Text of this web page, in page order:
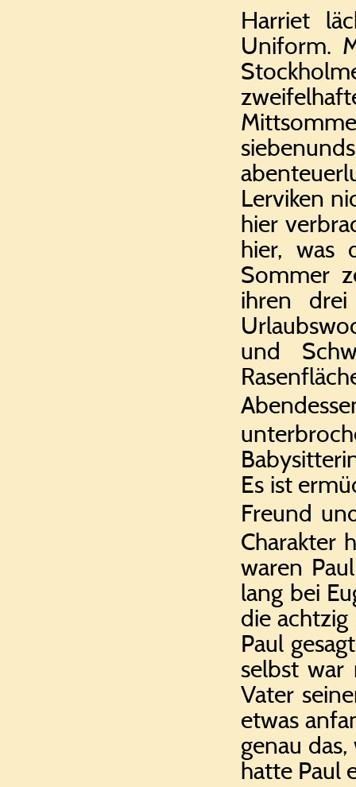
Harriet
Uniform.
Lerviken
hier
hier, was
Sommer
ihren drei
und
Es ist
Freund
Charakter
waren
lang bei
die
Paul
selbst
Vater
etwas
genau
hatte Paul